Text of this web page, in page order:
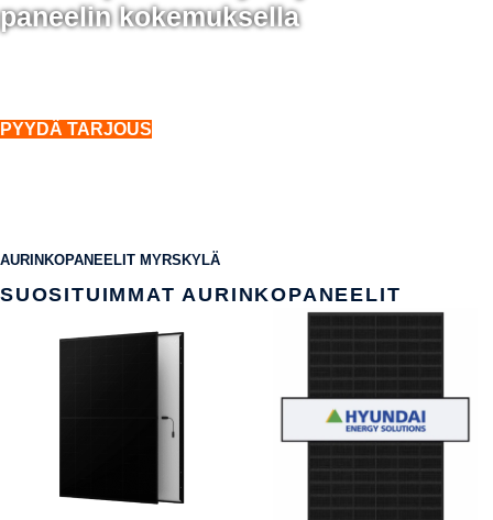
paneelin kokemuksella
PYYDÄ TARJOUS
AURINKOPANEELIT MYRSKYLÄ
SUOSITUIMMAT AURINKOPANEELIT